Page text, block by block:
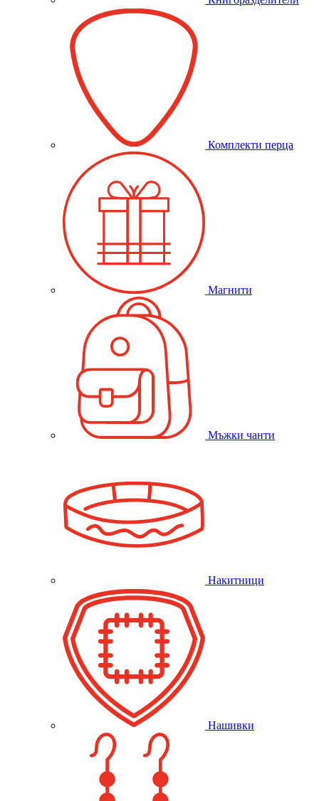
Комплекти перца
Магнити
Мъжки чанти
Накитници
Нашивки